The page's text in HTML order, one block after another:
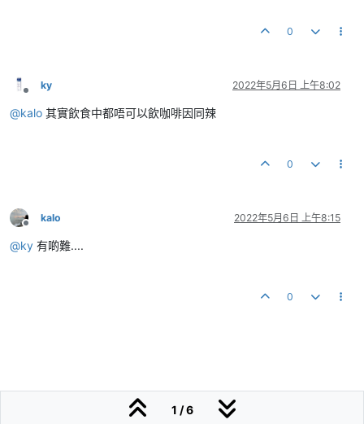
0
離線
ky 2022年5月6日 上午8:02
@kalo 其實飲食中都唔可以飲咖啡因同辣
0
離線
kalo 2022年5月6日 上午8:15
@ky 有啲難....
0
1 / 6